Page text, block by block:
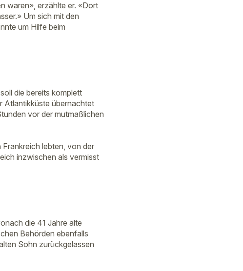
waren», erzählte er. «Dort
Um sich mit den
um Hilfe beim
die bereits komplett
Atlantikküste übernachtet
vor der mutmaßlichen
Frankreich lebten, von der
inzwischen als vermisst
die 41 Jahre alte
Behörden ebenfalls
Sohn zurückgelassen